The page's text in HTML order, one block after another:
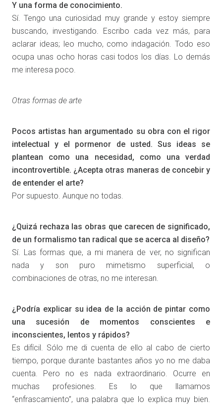
Y una forma de conocimiento.
Sí. Tengo una curiosidad muy grande y estoy siempre
buscando, investigando. Escribo cada vez más, para
aclarar ideas; leo mucho, como indagación. Todo eso
ocupa unas ocho horas casi todos los días. Lo demás
me interesa poco.
Otras formas de arte
Pocos artistas han argumentado su obra con el rigor
intelectual y el pormenor de usted. Sus ideas se
plantean como una necesidad, como una verdad
incontrovertible. ¿Acepta otras maneras de concebir y
de entender el arte?
Por supuesto. Aunque no todas.
¿Quizá rechaza las obras que carecen de significado,
de un formalismo tan radical que se acerca al diseño?
Sí. Las formas que, a mi manera de ver, no significan
nada y son puro mimetismo superficial, o
combinaciones de otras, no me interesan.
¿Podría explicar su idea de la acción de pintar como
una sucesión de momentos conscientes e
inconscientes, lentos y rápidos?
Es difícil. Sólo me di cuenta de ello al cabo de cierto
tiempo, porque durante bastantes años yo no me daba
cuenta. Pero no es nada extraordinario. Ocurre en
muchas profesiones. Es lo que llamamos
“enfrascamiento”, una palabra que lo explica muy bien.